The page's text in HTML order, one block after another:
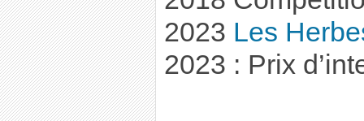
2023 Les
2023 : Prix